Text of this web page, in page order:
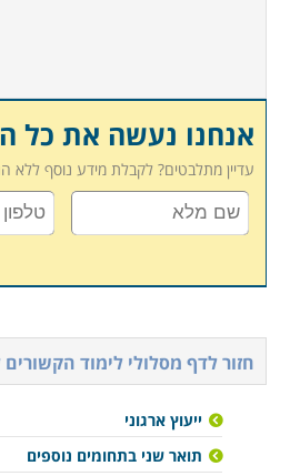
אנחנו נעשה את כל
עדיין מתלבטים? לקבלת מידע נוסף ללא
חזור לדף מסלולי לימוד הקשורים
ייעוץ ארגוני
תואר שני בתחומים נוספים